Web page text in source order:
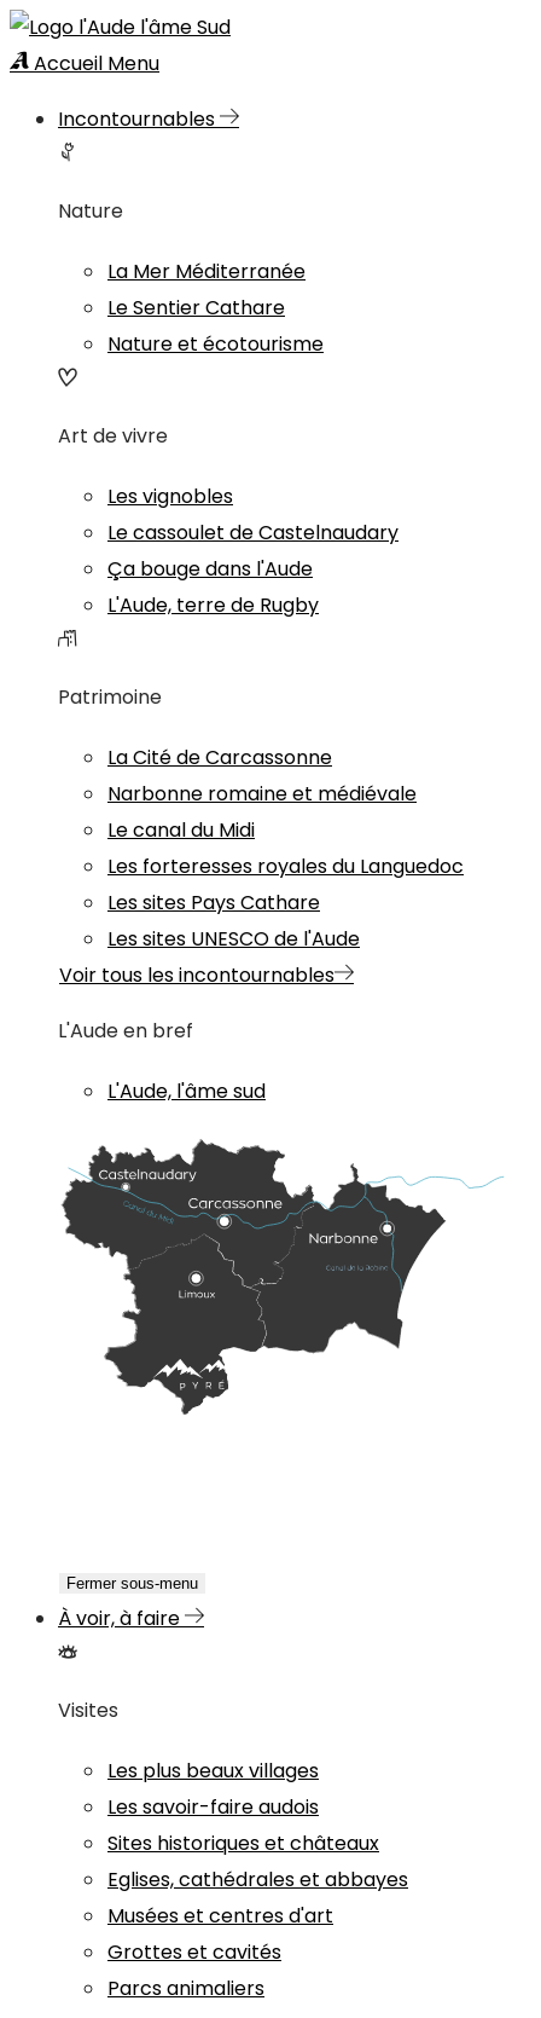
Accueil Menu
Incontournables
Nature
La Mer Méditerranée
Le Sentier Cathare
Nature et écotourisme
Art de vivre
Les vignobles
Le cassoulet de Castelnaudary
Ça bouge dans l'Aude
L'Aude, terre de Rugby
Patrimoine
La Cité de Carcassonne
Narbonne romaine et médiévale
Le canal du Midi
Les forteresses royales du Languedoc
Les sites Pays Cathare
Les sites UNESCO de l'Aude
Voir tous les incontournables
L'Aude en bref
L'Aude, l'âme sud
Fermer sous-menu
À voir, à faire
Visites
Les plus beaux villages
Les savoir-faire audois
Sites historiques et châteaux
Eglises, cathédrales et abbayes
Musées et centres d'art
Grottes et cavités
Parcs animaliers